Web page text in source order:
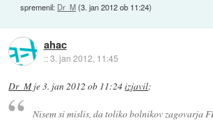
spremenil: Dr_M(3. jan 2012 ob 11:24)
ahac
::3. jan 2012, 11:45
Dr_Mje3. jan 2012 ob 11:24izjavil:
Nisem si mislis, da toliko bolnikov zagovarja